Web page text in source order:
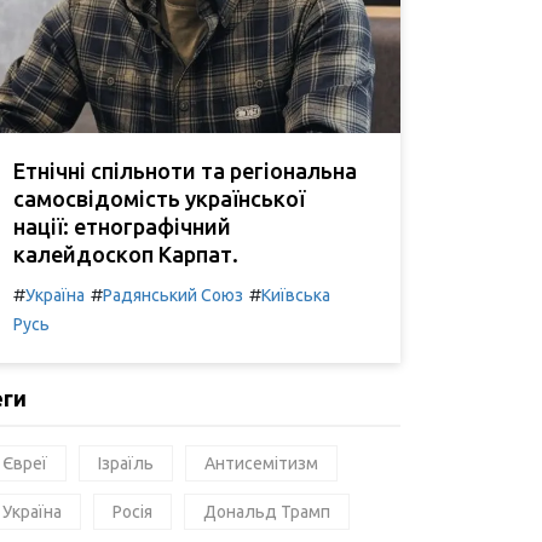
Етнічні спільноти та регіональна
самосвідомість української
нації: етнографічний
калейдоскоп Карпат.
#Україна #Радянський Союз #Київська
Русь
Євреї Ізраїль Антисемітизм
Україна Росія Дональд Трамп